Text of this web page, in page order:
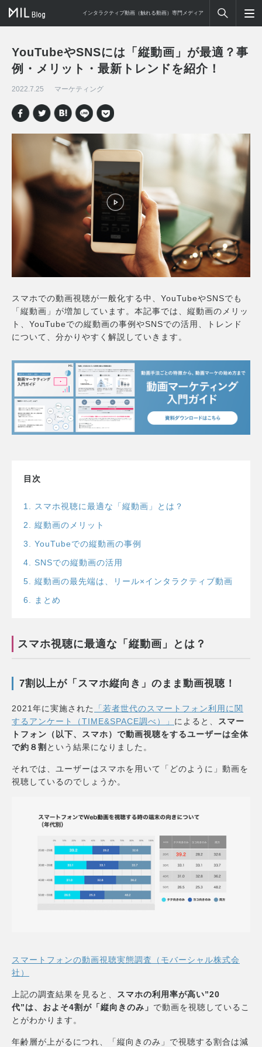
インタラクティブ動画（触れる動画）専門メディア
YouTubeやSNSには「縦動画」が最適？事
例・メリット・最新トレンドを紹介！
2022.7.25 マーケティング
スマホでの動画視聴が一般化する中、YouTubeやSNSでも
「縦動画」が増加しています。本記事では、縦動画のメリッ
ト、YouTubeでの縦動画の事例やSNSでの活用、トレンド
について、分かりやすく解説していきます。
目次
1
スマホ視聴に最適な「縦動画」とは？
2
縦動画のメリット
3
YouTubeでの縦動画の事例
4
SNSでの縦動画の活用
5
縦動画の最先端は、リール×インタラクティブ動画
6
まとめ
スマホ視聴に最適な「縦動画」とは？
7割以上が「スマホ縦向き」のまま動画視聴！
2021年に実施された
「若者世代のスマートフォン利用に関
するアンケート（TIME&SPACE調べ）」 によると、
スマー
トフォン（以下、スマホ）で動画視聴をするユーザーは全体
で約８割 という結果になりました。
それでは、ユーザーはスマホを用いて「どのように」動画を
視聴しているのでしょうか。
スマートフォンの動画視聴実態調査（モバーシャル株式会
社）
上記の調査結果を見ると、
スマホの利用率が高い”20
代”は、およそ4割が「縦向きのみ」 で動画を視聴しているこ
とがわかります。
年齢層が上がるにつれ、「縦向きのみ」で視聴する割合は減